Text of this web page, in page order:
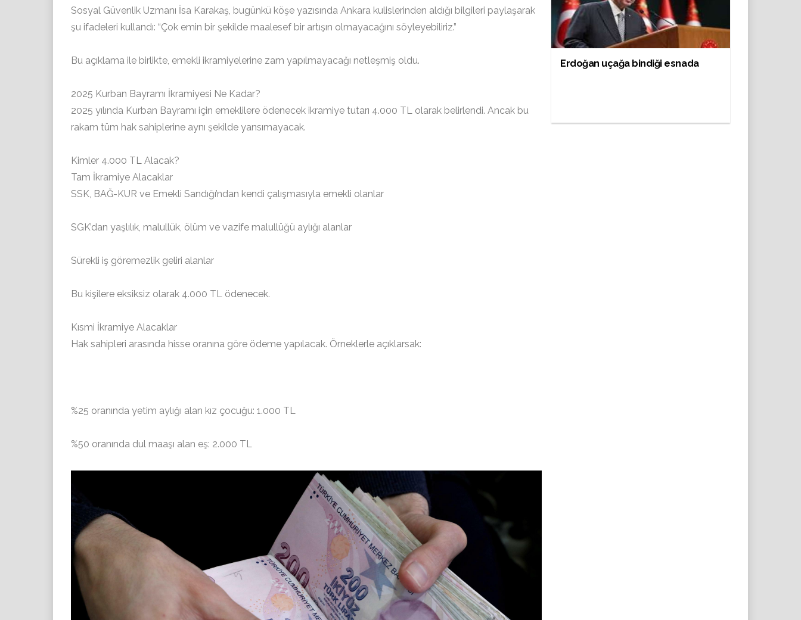
Sosyal Güvenlik Uzmanı İsa Karakaş, bugünkü köşe yazısında Ankara kulislerinden aldığı bilgileri paylaşarak
şu ifadeleri kullandı: “Çok emin bir şekilde maalesef bir artışın olmayacağını söyleyebiliriz.”
Bu açıklama ile birlikte, emekli ikramiyelerine zam yapılmayacağı netleşmiş oldu.
2025 Kurban Bayramı İkramiyesi Ne Kadar?
2025 yılında Kurban Bayramı için emeklilere ödenecek ikramiye tutarı 4.000 TL olarak belirlendi. Ancak bu
rakam tüm hak sahiplerine aynı şekilde yansımayacak.
Kimler 4.000 TL Alacak?
Tam İkramiye Alacaklar
SSK, BAĞ-KUR ve Emekli Sandığı’ndan kendi çalışmasıyla emekli olanlar
SGK’dan yaşlılık, malullük, ölüm ve vazife malullüğü aylığı alanlar
Sürekli iş göremezlik geliri alanlar
Bu kişilere eksiksiz olarak 4.000 TL ödenecek.
Kısmi İkramiye Alacaklar
Hak sahipleri arasında hisse oranına göre ödeme yapılacak. Örneklerle açıklarsak:
%25 oranında yetim aylığı alan kız çocuğu: 1.000 TL
%50 oranında dul maaşı alan eş: 2.000 TL
Erdoğan uçağa bindiği esnada